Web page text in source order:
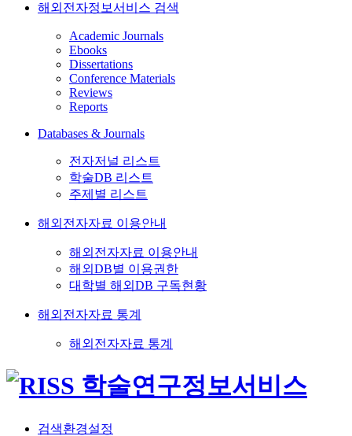
해외전자정보서비스 검색
Academic Journals
Ebooks
Dissertations
Conference Materials
Reviews
Reports
Databases & Journals
전자저널 리스트
학술DB 리스트
주제별 리스트
해외전자자료 이용안내
해외전자자료 이용안내
해외DB별 이용권한
대학별 해외DB 구독현황
해외전자자료 통계
해외전자자료 통계
검색환경설정